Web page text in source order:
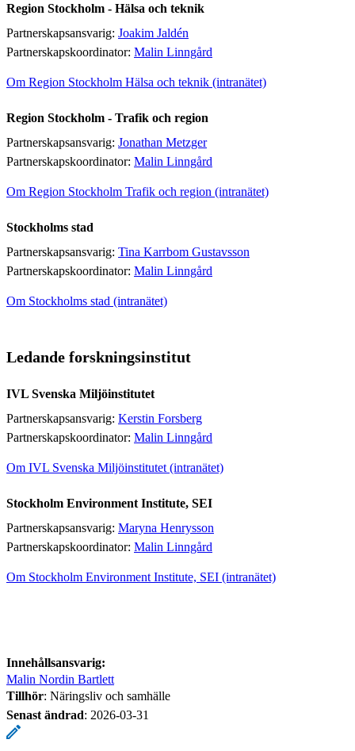
Region Stockholm - Hälsa och teknik
Partnerskapsansvarig: Joakim Jaldén
Partnerskapskoordinator: Malin Linngård
Om Region Stockholm Hälsa och teknik (intranätet)
Region Stockholm - Trafik och region
Partnerskapsansvarig: Jonathan Metzger
Partnerskapskoordinator: Malin Linngård
Om Region Stockholm Trafik och region (intranätet)
Stockholms stad
Partnerskapsansvarig: Tina Karrbom Gustavsson
Partnerskapskoordinator: Malin Linngård
Om Stockholms stad (intranätet)
Ledande forskningsinstitut
IVL Svenska Miljöinstitutet
Partnerskapsansvarig: Kerstin Forsberg
Partnerskapskoordinator: Malin Linngård
Om IVL Svenska Miljöinstitutet (intranätet)
Stockholm Environment Institute, SEI
Partnerskapsansvarig: Maryna Henrysson
Partnerskapskoordinator: Malin Linngård
Om Stockholm Environment Institute, SEI (intranätet)
Innehållsansvarig:
Malin Nordin Bartlett
Tillhör: Näringsliv och samhälle
Senast ändrad: 2026-03-31